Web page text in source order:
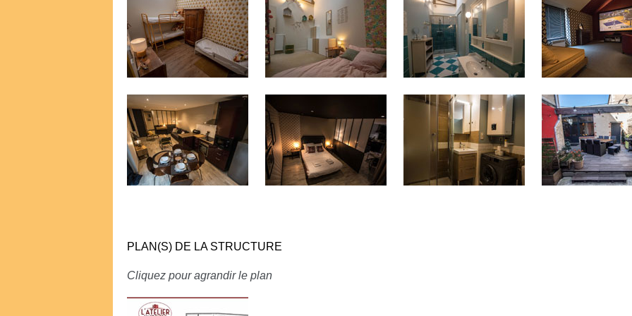
PLAN(S) DE LA STRUCTURE
Cliquez pour agrandir le plan